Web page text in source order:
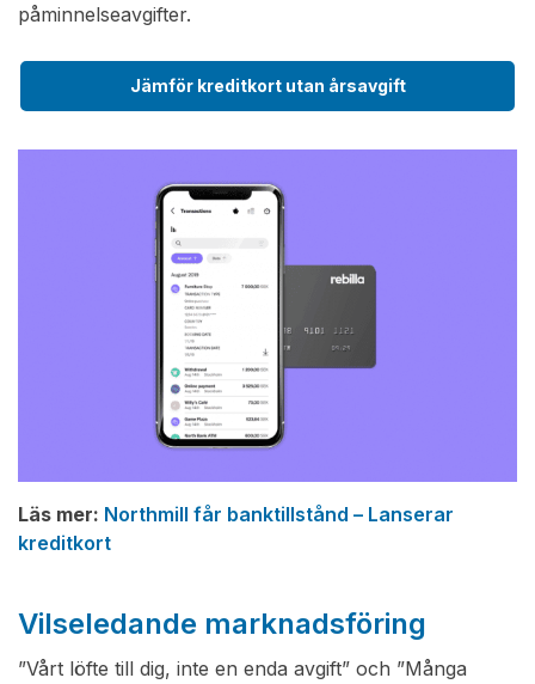
påminnelseavgifter.
Jämför kreditkort utan årsavgift
Läs mer: Northmill får banktillstånd – Lanserar
kreditkort
Vilseledande marknadsföring
”Vårt löfte till dig, inte en enda avgift” och ”Många